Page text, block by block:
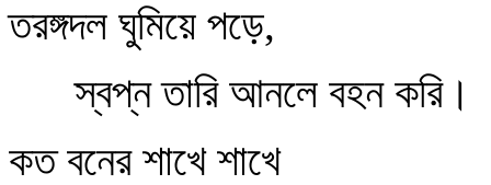
তরঙ্গদল ঘুমিয়ে পড়ে,
স্বপ্ন তারি আনলে বহন করি।
কত বনের শাখে শাখে